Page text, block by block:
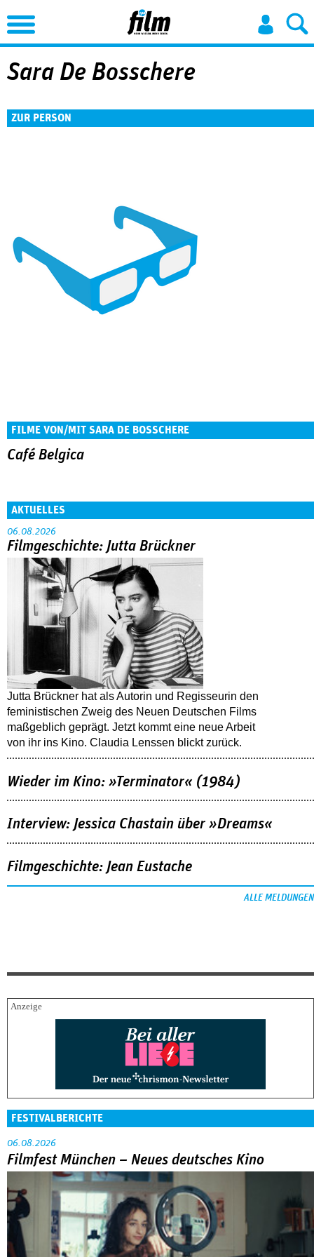
Jump to Navigation
Sara De Bosschere
ZUR PERSON
FILME VON/MIT SARA DE BOSSCHERE
Café Belgica
AKTUELLES
06.08.2026
Filmgeschichte: Jutta Brückner
Jutta Brückner hat als Autorin und Regisseurin den
feministischen Zweig des Neuen Deutschen Films
maßgeblich geprägt. Jetzt kommt eine neue Arbeit
von ihr ins Kino. Claudia Lenssen blickt zurück.
Wieder im Kino: »Terminator« (1984)
Interview: Jessica Chastain über »Dreams«
Filmgeschichte: Jean Eustache
ALLE MELDUNGEN
FESTIVALBERICHTE
06.08.2026
Filmfest München – Neues deutsches Kino